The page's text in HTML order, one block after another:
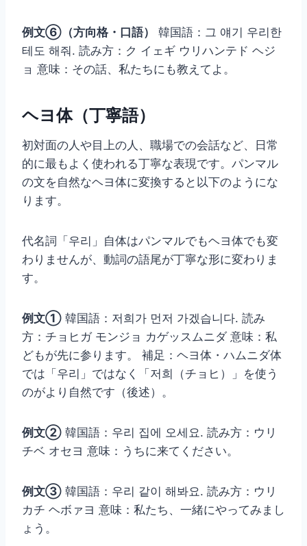
例文⑥（方向格・口語）
韓国語：그 얘기 우리한
테도 해줘. 読み方：ク イェギ ウリハンテド ヘジ
ョ 意味：その話、私たちにも教えてよ。
ヘヨ体（丁寧語）
初対面の人や目上の人、職場での会話など、日常
的に最もよく使われる丁寧な表現です。パンマル
の文を自然なヘヨ体に変換すると以下のようにな
ります。
代名詞「우리」自体はパンマルでもヘヨ体でも変
わりませんが、動詞の語尾が丁寧な形に変わりま
す。
例文① 韓国語：저희가 먼저 가겠습니다. 読み
方：チョヒガ モンジョ カゲッスムニダ 意味：私
どもが先に参ります。 補足：ヘヨ体・ハムニダ体
では「우리」ではなく「저희（チョヒ）」を使う
のがより自然です（後述）。
例文② 韓国語：우리 집에 오세요. 読み方：ウリ
チベ オセヨ 意味：うちに来てください。
例文③ 韓国語：우리 같이 해봐요. 読み方：ウリ
カチ ヘボァヨ 意味：私たち、一緒にやってみまし
ょう。